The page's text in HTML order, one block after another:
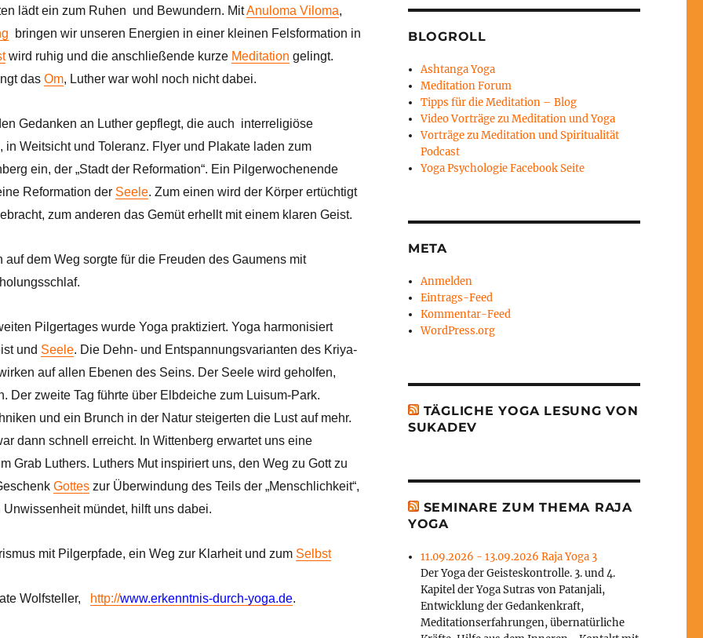
lädt ein zum Ruhen und Bewundern. MitAnuloma Viloma,
bringen wir unseren Energien in einer kleinen Felsformation in
wird ruhig und die anschließende kurze Meditation gelingt.
das Om, Luther war wohl noch nicht dabei.
Gedanken an Luther gepflegt, die auch interreligiöse
in Weitsicht und Toleranz. Flyer und Plakate laden zum
ein, der „Stadt der Reformation“. Ein Pilgerwochenende
Reformation der Seele. Zum einen wird der Körper ertüchtigt
zum anderen das Gemüt erhellt mit einem klaren Geist.
auf dem Weg sorgte für die Freuden des Gaumens mit
Pilgertages wurde Yoga praktiziert. Yoga harmonisiert
und Seele. Die Dehn- und Entspannungsvarianten des Kriya-
auf allen Ebenen des Seins. Der Seele wird geholfen,
Der zweite Tag führte über Elbdeiche zum Luisum-Park.
und ein Brunch in der Natur steigerten die Lust auf mehr.
dann schnell erreicht. In Wittenberg erwartet uns eine
Grab Luthers. Luthers Mut inspiriert uns, den Weg zu Gott zu
Gotteszur Überwindung des Teils der „Menschlichkeit“,
Unwissenheit mündet, hilft uns dabei.
mit Pilgerpfade, ein Weg zur Klarheit und zum Selbst
Wolfsteller, http://www.erkenntnis-durch-yoga.de.
BLOGROLL
Ashtanga Yoga
Meditation Forum
Tipps für die Meditation – Blog
Video Vorträge zu Meditation und Yoga
Vorträge zu Meditation und Spiritualität
Podcast
Yoga Psychologie Facebook Seite
META
Anmelden
Eintrags-Feed
Kommentar-Feed
WordPress.org
TÄGLICHE YOGA LESUNG VON
SUKADEV
SEMINARE ZUM THEMA RAJA
YOGA
11.09.2026 - 13.09.2026 Raja Yoga 3
Der Yoga der Geisteskontrolle. 3. und 4.
Kapitel der Yoga Sutras von Patanjali,
Entwicklung der Gedankenkraft,
Meditationserfahrungen, übernatürliche